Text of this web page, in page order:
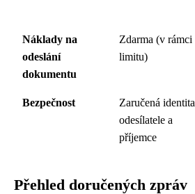
Náklady na
odeslání
dokumentu
Zdarma (v rámci
limitu)
Bezpečnost
Zaručená identita
odesílatele a
příjemce
Přehled doručených zpráv